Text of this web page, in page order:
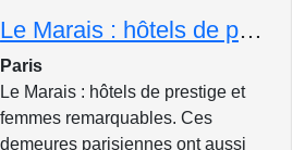
Le Marais : hôtels de prestige et femmes remarquables
Paris
Le Marais : hôtels de prestige et
femmes remarquables. Ces
demeures parisiennes ont aussi